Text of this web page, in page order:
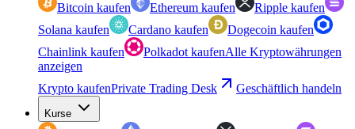
Bitcoin kaufen Ethereum kaufen
Ripple kaufen
Solana kaufen
Cardano kaufen
Dogecoin kaufen
Chainlink kaufen
Polkadot kaufenAlle Kryptowährungen
anzeigen
Krypto kaufenPrivate Trading Desk Geschäftlich handeln
Kurse